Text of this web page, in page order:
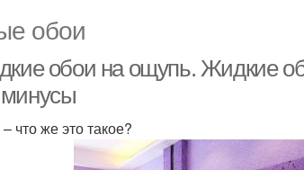
обои
обои на ощупь. Жидкие
что же это такое?